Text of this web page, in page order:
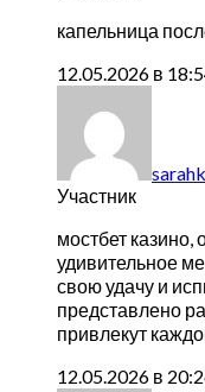
капельница
12.05.2026 в
Участник
мостбет казино,
удивительное
свою удачу и
представлено
привлекут
12.05.2026 в